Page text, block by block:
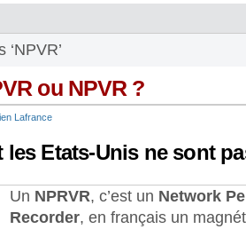
ou NPVR ?
Lafrance
les Etats-Unis ne sont
Un NPRVR, c’est un Network
Recorder, en français un